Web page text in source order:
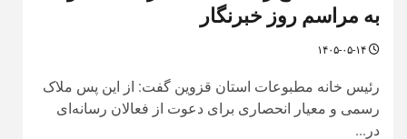
به مراسم روز خبرنگار
رئیس خانه مطبوعات استان قزوین گفت: از این پس ملاک
رسمی و معیار انحصاری برای دعوت از فعالان رسانه‌ای
در...